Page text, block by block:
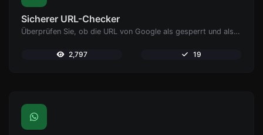
Sicherer URL-Checker
Überprüfen Sie, ob die URL von Google als gesperrt und als sicher/unsicher gekennzeichnet ist.
2,797 19